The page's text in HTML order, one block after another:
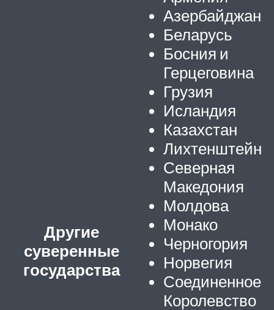
Другие
суверенные
государства
Азербайджан
Беларусь
Босния и
Герцеговина
Грузия
Исландия
Казахстан
Лихтенштейн
Северная
Македония
Молдова
Монако
Черногория
Норвегия
Соединенное
Королевство